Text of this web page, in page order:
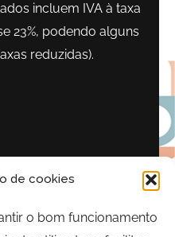
de cookies
o bom funcionamento
incluem IVA à taxa
23%, podendo alguns
reduzidas).